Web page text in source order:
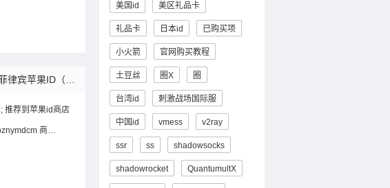
推荐到苹果id商店
商…
美国id 美区礼品卡
礼品卡 日本id 已购买项
小火箭 官网购买教程
土豆丝 圈X 圈
台湾id 刺激战场国际服
中国id vmess v2ray
ssr ss shadowsocks
shadowrocket QuantumultX